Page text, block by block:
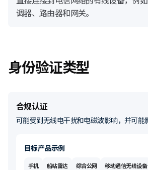
调器、路由器和网关。
身份验证类型
合规认证
可能受到无线电干扰和电磁波影响，并可
目标产品示例
手机 船站雷达 综合公网 移动通信无线设备